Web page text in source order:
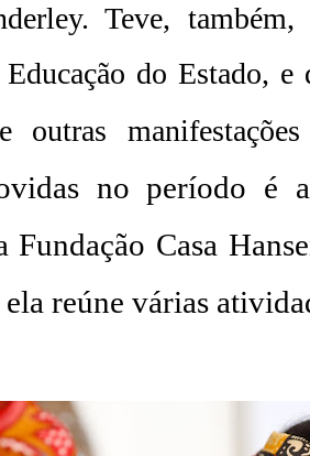
Teve,
Educação do Estado,
outras
no período é
Fundação Casa
reúne várias